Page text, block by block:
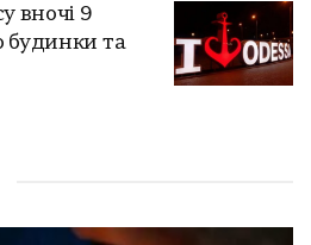
вночі 9
будинки та